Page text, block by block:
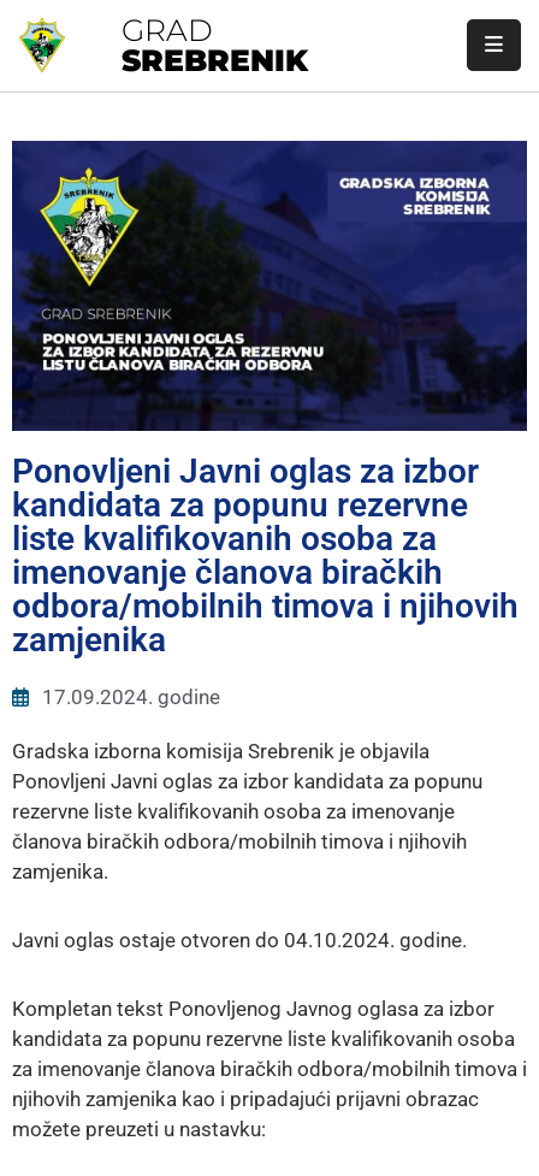
GRAD
SREBRENIK
Uprava
Gradonačelnik
Gradsko
Vijeće
Srebreniku
Javne
Nabavke
E-
Uprava
Kontakt
Ponovljeni Javni oglas za izbor
kandidata za popunu rezervne
liste kvalifikovanih osoba za
imenovanje članova biračkih
odbora/mobilnih timova i njihovih
zamjenika
17.09.2024. godine
Gradska izborna komisija Srebrenik je objavila
Ponovljeni Javni oglas za izbor kandidata za popunu
rezervne liste kvalifikovanih osoba za imenovanje
članova biračkih odbora/mobilnih timova i njihovih
zamjenika.
Javni oglas ostaje otvoren do 04.10.2024. godine.
Kompletan tekst Ponovljenog Javnog oglasa za izbor
kandidata za popunu rezervne liste kvalifikovanih osoba
za imenovanje članova biračkih odbora/mobilnih timova i
njihovih zamjenika kao i pripadajući prijavni obrazac
možete preuzeti u nastavku: